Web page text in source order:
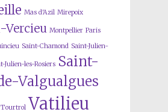
Mas d'Azil Mirepoix
Montpellier Paris
Saint-Chamond Saint-Julien-
Julien-les-Rosiers Saint-
Valgualgues
Tourtrol Vatilieu